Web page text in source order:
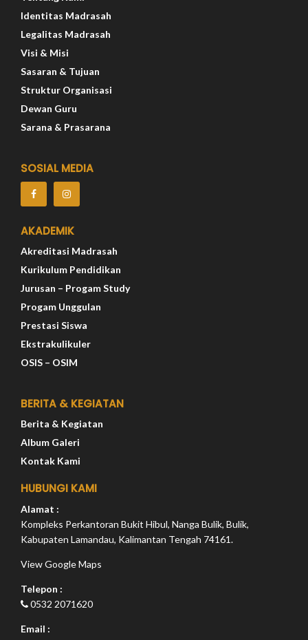
Identitas Madrasah
Legalitas Madrasah
Visi & Misi
Sasaran & Tujuan
Struktur Organisasi
Dewan Guru
Sarana & Prasarana
SOSIAL MEDIA
AKADEMIK
Akreditasi Madrasah
Kurikulum Pendidikan
Jurusan – Progam Study
Progam Unggulan
Prestasi Siswa
Ekstrakulikuler
OSIS – OSIM
BERITA & KEGIATAN
Berita & Kegiatan
Album Galeri
Kontak Kami
HUBUNGI KAMI
Alamat :
Kompleks Perkantoran Bukit Hibul, Nanga Bulik, Bulik,
Kabupaten Lamandau, Kalimantan Tengah 74161.
View Google Maps
Telepon :
0532 2071620
Email :